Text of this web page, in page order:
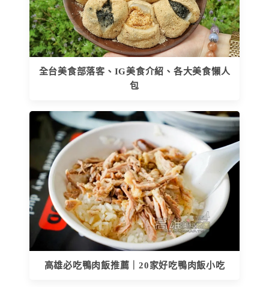
全台美食部落客、IG美食介紹、各大美食懶人
包
高雄必吃鴨肉飯推薦｜20家好吃鴨肉飯小吃